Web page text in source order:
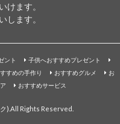
けます。
します。
ント
子供へおすすめプレゼント
すめの手作り おすすめグルメ
お
おすすめサービス
) .All Rights Reserved.